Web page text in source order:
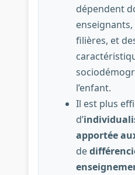
dépendent
filières, et
l’enfant.
Il est plus
d’
apportée
de